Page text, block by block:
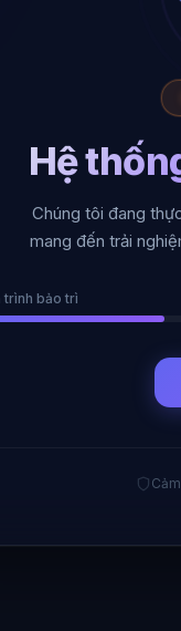
Hệ
Chúng tôi đang
mang đến trải
trình bảo trì